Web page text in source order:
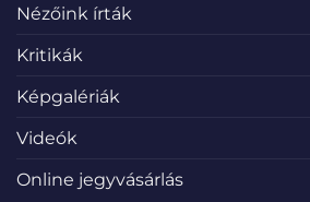
Nézőink írták
Kritikák
Képgalériák
Videók
Online jegyvásárlás